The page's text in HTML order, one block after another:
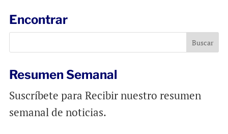
Encontrar
Resumen Semanal
Suscríbete para Recibir nuestro resumen
semanal de noticias.